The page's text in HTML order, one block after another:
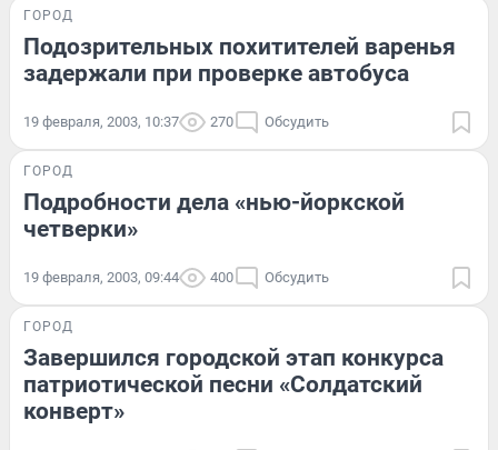
ГОРОД
Подозрительных похитителей варенья
задержали при проверке автобуса
19 февраля, 2003, 10:37 270 Обсудить
ГОРОД
Подробности дела «нью-йоркской
четверки»
19 февраля, 2003, 09:44 400 Обсудить
ГОРОД
Завершился городской этап конкурса
патриотической песни «Солдатский
конверт»